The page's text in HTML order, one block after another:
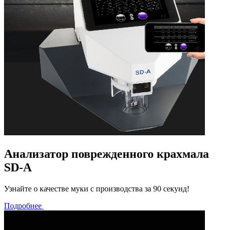
Анализатор поврежденного крахмала
SD-A
Узнайте о качестве муки с производства за 90 секунд!
Подробнее